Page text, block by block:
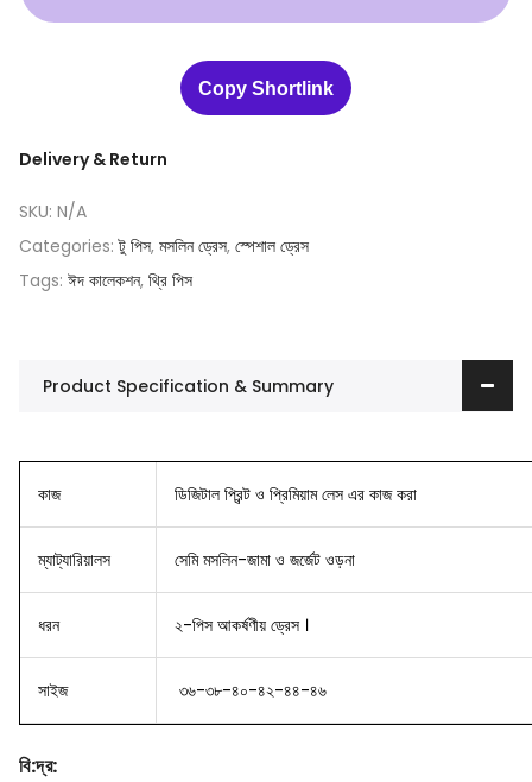
Copy Shortlink
Delivery & Return
SKU: N/A
Categories:টু পিস, মসলিন ড্রেস, স্পেশাল ড্রেস
Tags: ঈদ কালেকশন, থ্রি পিস
Product Specification & Summary
কাজ ডিজিটাল প্রিন্ট ও প্রিমিয়াম লেস এর কাজ করা
ম্যাট্যারিয়ালস সেমি মসলিন-জামা ও জর্জেট ওড়না
ধরন ২-পিস আকর্ষণীয় ড্রেস ।
সাইজ ৩৬-৩৮-৪০-৪২-৪৪-৪৬
বি:দ্র: